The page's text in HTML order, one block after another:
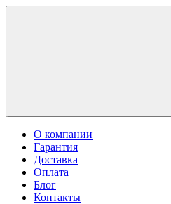
О компании
Гарантия
Доставка
Оплата
Блог
Контакты